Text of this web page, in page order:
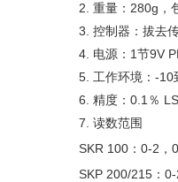
2. 重量：280g，
3. 控制器：拔去
4. 电源：1节9V
5. 工作环境：-10
6. 精度：0.1％
7. 读数范围
SKR 100：0-2，
SKP 200/215：